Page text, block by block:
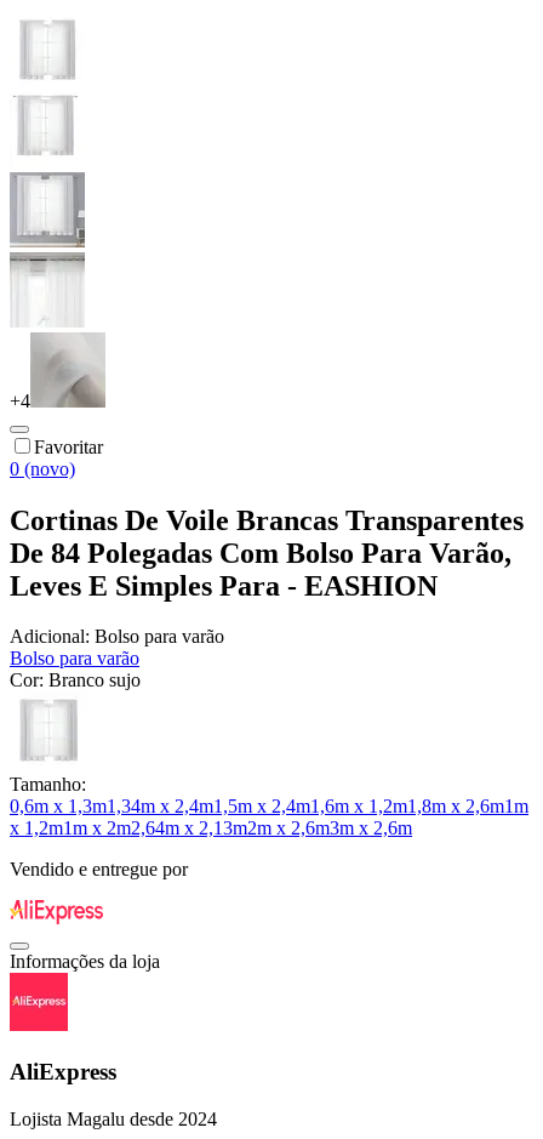
+4
Favoritar
0 (novo)
Cortinas De Voile Brancas Transparentes
De 84 Polegadas Com Bolso Para Varão,
Leves E Simples Para - EASHION
Adicional: Bolso para varão
Bolso para varão
Cor: Branco sujo
Tamanho:
0,6m x 1,3m1,34m x 2,4m1,5m x 2,4m1,6m x 1,2m1,8m x 2,6m1m
x 1,2m1m x 2m2,64m x 2,13m2m x 2,6m3m x 2,6m
Vendido e entregue por
Informações da loja
AliExpress
Lojista Magalu desde 2024